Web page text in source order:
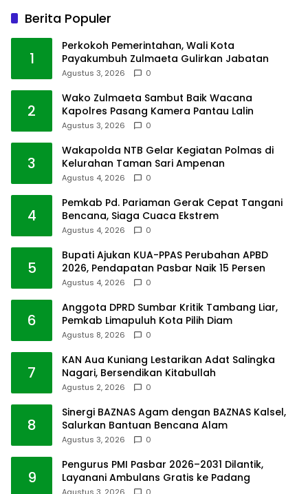
Berita Populer
1
Perkokoh Pemerintahan, Wali Kota
Payakumbuh Zulmaeta Gulirkan Jabatan
Agustus 3, 2026 0
2
Wako Zulmaeta Sambut Baik Wacana
Kapolres Pasang Kamera Pantau Lalin
Agustus 3, 2026 0
3
Wakapolda NTB Gelar Kegiatan Polmas di
Kelurahan Taman Sari Ampenan
Agustus 4, 2026 0
4
Pemkab Pd. Pariaman Gerak Cepat Tangani
Bencana, Siaga Cuaca Ekstrem
Agustus 4, 2026 0
5
Bupati Ajukan KUA-PPAS Perubahan APBD
2026, Pendapatan Pasbar Naik 15 Persen
Agustus 4, 2026 0
6
Anggota DPRD Sumbar Kritik Tambang Liar,
Pemkab Limapuluh Kota Pilih Diam
Agustus 8, 2026 0
7
KAN Aua Kuniang Lestarikan Adat Salingka
Nagari, Bersendikan Kitabullah
Agustus 2, 2026 0
8
Sinergi BAZNAS Agam dengan BAZNAS Kalsel,
Salurkan Bantuan Bencana Alam
Agustus 3, 2026 0
9
Pengurus PMI Pasbar 2026–2031 Dilantik,
Layanani Ambulans Gratis ke Padang